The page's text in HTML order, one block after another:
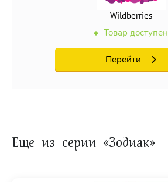
Wildberries
Товар доступен
Перейти
Еще из серии «Зодиак»